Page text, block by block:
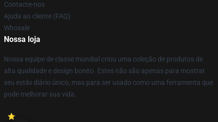
Contacte-nos
Ajuda ao cliente (FAQ)
Whosale
Nossa loja
Nossa equipe de classe mundial criou uma coleção de produtos de
alta qualidade e design bonito. Estes não são apenas para mostrar
seu estilo diário único, mas para ser usado como uma ferramenta que
pode melhorar sua vida.